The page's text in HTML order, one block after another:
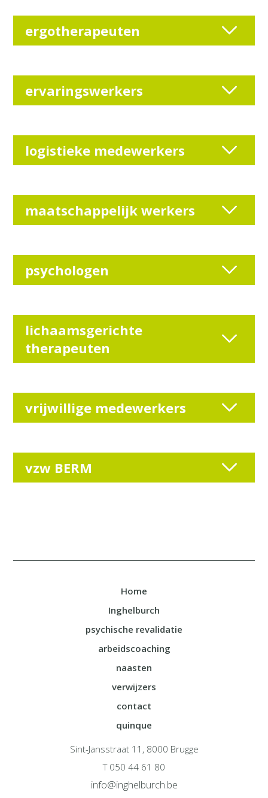
ergotherapeuten
ervaringswerkers
logistieke medewerkers
maatschappelijk werkers
psychologen
lichaamsgerichte
therapeuten
vrijwillige medewerkers
vzw BERM
Home
Inghelburch
psychische revalidatie
arbeidscoaching
naasten
verwijzers
contact
quinque
Sint-Jansstraat 11, 8000 Brugge
T 050 44 61 80
info@inghelburch.be